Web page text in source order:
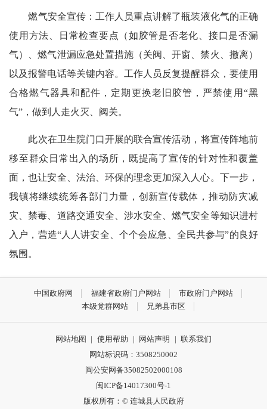
燃气安全宣传：工作人员重点讲解了瓶装液化气的正确
使用方法、日常检查要点（如胶管是否老化、接口是否漏
气）、燃气泄漏应急处置措施（关阀、开窗、禁火、撤离）
以及报警电话等关键内容。工作人员反复提醒群众，要使用
合格燃气器具和配件，定期更换老旧胶管，严禁使用“黑
气”，做到人走火灭、阀关。
此次在卫生院门口开展的联合宣传活动，将宣传阵地前
移至群众日常出入的场所，既提高了宣传的针对性和覆盖
面，也让安全、法治、环保的理念更加深入人心。下一步，
我镇将继续统筹各部门力量，创新宣传载体，推动防灾减
灾、禁毒、道路交通安全、涉水安全、燃气安全等知识进村
入户，营造“人人讲安全、个个会应急、全民共参与”的良好
氛围。
中国政府网 福建省政府门户网站
市政府门户网站
本级党群网站
兄弟县市区
网站地图 | 使用帮助 | 网站声明 | 联系我们
网站标识码：3508250002
闽公安网备35082502000108
闽ICP备14017300号-1
版权所有：© 连城县人民政府